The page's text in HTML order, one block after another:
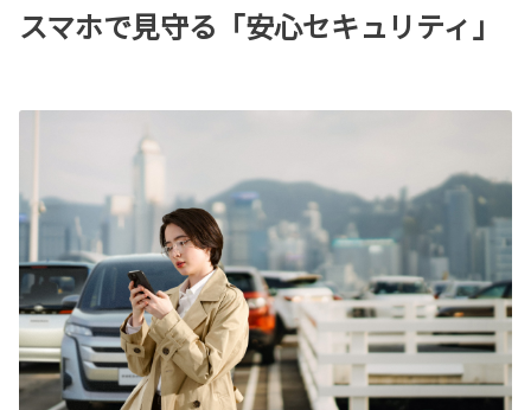
スマホで見守る「安心セキュリティ」